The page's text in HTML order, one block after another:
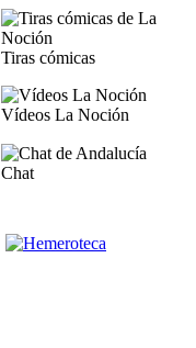
Tiras cómicas
Vídeos La Noción
Chat